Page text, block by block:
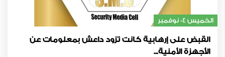
الخميس 04 نوفمبر
القبض على إرهابية كانت تزود داعش بمعلومات عن
الأجهزة الأمنية...